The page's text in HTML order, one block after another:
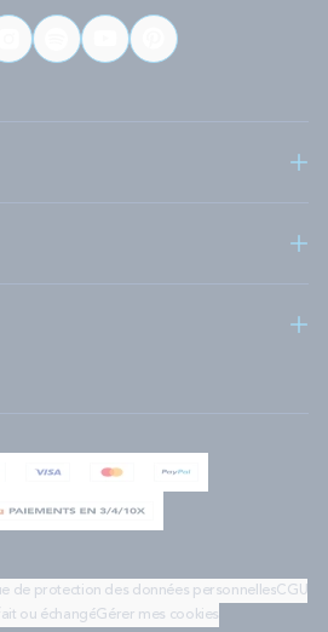
de protection des données personnellesCGU
ou échangéGérer mes cookies